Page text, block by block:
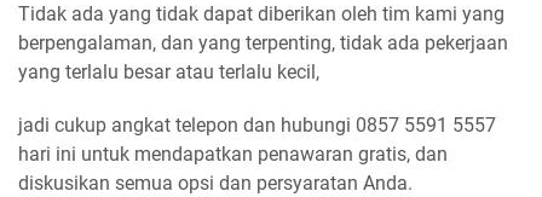
Tidak ada yang tidak dapat diberikan oleh tim kami yang
berpengalaman, dan yang terpenting, tidak ada pekerjaan
yang terlalu besar atau terlalu kecil,
jadi cukup angkat telepon dan hubungi 0857 5591 5557
hari ini untuk mendapatkan penawaran gratis, dan
diskusikan semua opsi dan persyaratan Anda.